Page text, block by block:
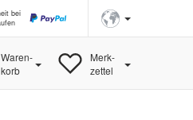
bei
Waren-
korb
Merk-
zettel